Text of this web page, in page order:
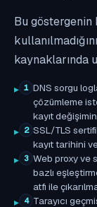
Bu göstergenin
kaynaklarında
1 DNS sorgu
çözümleme
kayıt
2 SSL/TLS
kayıt tarihini
3 Web proxy ve
bazlı
atfı ile
4 Tarayıcı